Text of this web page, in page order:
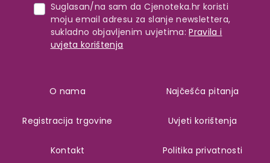
Suglasan/na sam da Cjenoteka.hr koristi
moju email adresu za slanje newslettera,
sukladno objavljenim uvjetima: Pravila i
uvjeta korištenja
O nama
Registracija trgovine
Kontakt
Najčešća pitanja
Uvjeti korištenja
Politika privatnosti